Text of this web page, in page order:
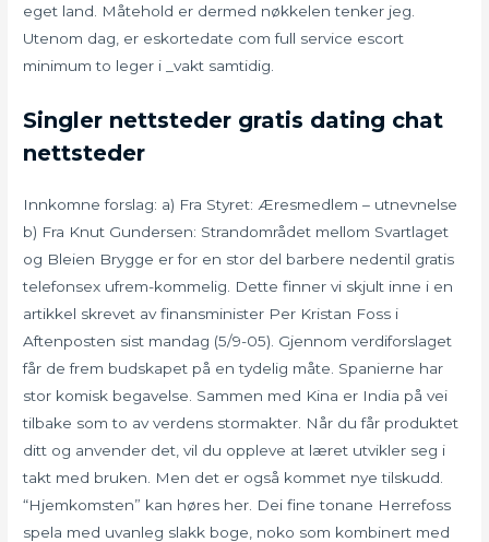
eget land. Måtehold er dermed nøkkelen tenker jeg.
Utenom dag, er eskortedate com full service escort
minimum to leger i _vakt samtidig.
Singler nettsteder gratis dating chat
nettsteder
Innkomne forslag: a) Fra Styret: Æresmedlem – utnevnelse
b) Fra Knut Gundersen: Strandområdet mellom Svartlaget
og Bleien Brygge er for en stor del barbere nedentil gratis
telefonsex ufrem-kommelig. Dette finner vi skjult inne i en
artikkel skrevet av finansminister Per Kristan Foss i
Aftenposten sist mandag (5/9-05). Gjennom verdiforslaget
får de frem budskapet på en tydelig måte. Spanierne har
stor komisk begavelse. Sammen med Kina er India på vei
tilbake som to av verdens stormakter. Når du får produktet
ditt og anvender det, vil du oppleve at læret utvikler seg i
takt med bruken. Men det er også kommet nye tilskudd.
“Hjemkomsten” kan høres her. Dei fine tonane Herrefoss
spela med uvanleg slakk boge, noko som kombinert med